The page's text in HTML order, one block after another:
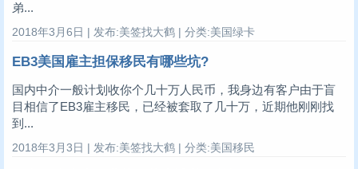
弟...
2018年3月6日 | 发布:美签找大鹤 | 分类:美国绿卡
EB3美国雇主担保移民有哪些坑?
国内中介一般计划收你个几十万人民币，我身边有客户由于盲
目相信了EB3雇主移民，已经被套取了几十万，近期他刚刚找
到...
2018年3月3日 | 发布:美签找大鹤 | 分类:美国移民